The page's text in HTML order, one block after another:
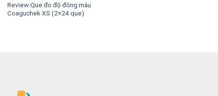
Review Que đo độ đông máu
Coaguchek XS (2×24 que)